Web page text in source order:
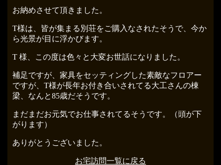
お納めさせて頂きました。
T様は、皆が集まる別荘をご購入なされたそうで、今か
ら光景が目に浮かびます。
T 様、この度は色々と大変お世話になりました。
補足ですが、家具をセッティングした素敵なフロアー
ですが、T様が長年お付き合いされてる大工さんの棟
梁、なんと85歳だそうです。
まだまだお元気でお仕事されてるそうです。（頭が下
がります）
ありがとうございました。
お宅訪問一覧に戻る